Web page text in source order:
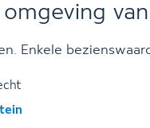
omgeving
Enkele